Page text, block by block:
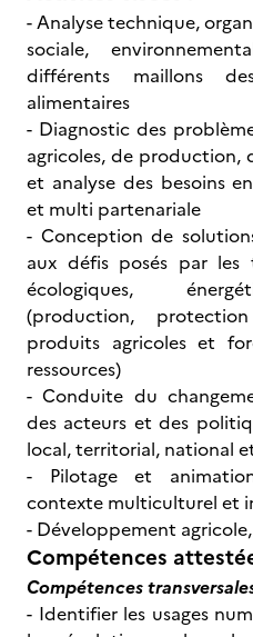
- Analyse technique,
sociale,
différents maillons
alimentaires
- Diagnostic des
agricoles, de production,
et analyse des besoins
et multi partenariale
- Conception de
aux défis posés par les
écologiques,
(production,
produits agricoles et
ressources)
- Conduite du
des acteurs et des
local, territorial, national
- Pilotage et
contexte multiculturel et
- Développement
Compétences
Compétences
- Identifier les usages